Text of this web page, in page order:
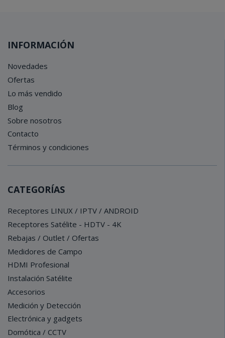
INFORMACIÓN
Novedades
Ofertas
Lo más vendido
Blog
Sobre nosotros
Contacto
Términos y condiciones
CATEGORÍAS
Receptores LINUX / IPTV / ANDROID
Receptores Satélite - HDTV - 4K
Rebajas / Outlet / Ofertas
Medidores de Campo
HDMI Profesional
Instalación Satélite
Accesorios
Medición y Detección
Electrónica y gadgets
Domótica / CCTV